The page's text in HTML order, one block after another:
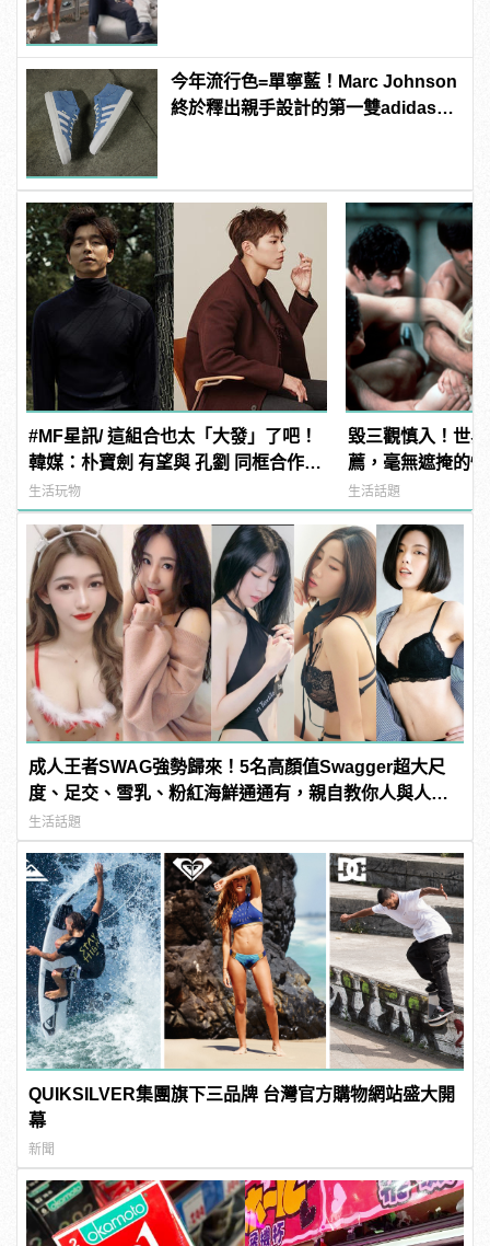
今年流行色=單寧藍！Marc Johnson
終於釋出親手設計的第一雙adidas滑
#MF星訊/ 這組合也太「大發」了吧！
韓媒：朴寶劍 有望與 孔劉 同框合作新
電影《徐福》！
生活玩物
毀三觀慎入！世
薦，毫無遮掩的
噁心到極致！
生活話題
成人王者SWAG強勢歸來！5名高顏值Swagger超大尺
度、足交、雪乳、粉紅海鮮通通有，親自教你人與人的
連結！ | manfashion這樣變型男
生活話題
QUIKSILVER集團旗下三品牌 台灣官方購物網站盛大開
幕
新聞